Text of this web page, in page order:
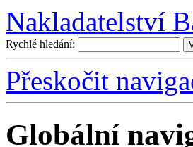
Nakladatelství
Rychlé hledání:
Přeskočit
Globální